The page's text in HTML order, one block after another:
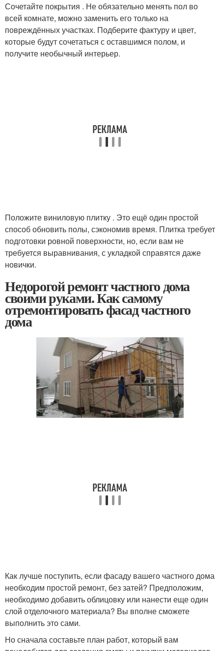
Сочетайте покрытия . Не обязательно менять пол во
всей комнате, можно заменить его только на
повреждённых участках. Подберите фактуру и цвет,
которые будут сочетаться с оставшимся полом, и
получите необычный интерьер.
Положите виниловую плитку . Это ещё один простой
способ обновить полы, сэкономив время. Плитка требует
подготовки ровной поверхности, но, если вам не
требуется выравнивания, с укладкой справятся даже
новички.
Недорогой ремонт частного дома
своими руками. Как самому
отремонтировать фасад частного
дома
Как лучше поступить, если фасаду вашего частного дома
необходим простой ремонт, без затей? Предположим,
необходимо добавить облицовку или нанести еще один
слой отделочного материала? Вы вполне сможете
выполнить это сами.
Но сначала составьте план работ, который вам